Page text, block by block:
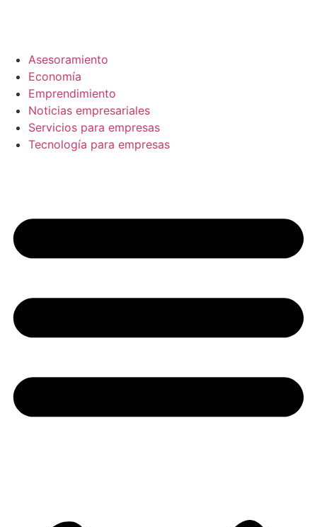
Asesoramiento
Economía
Emprendimiento
Noticias empresariales
Servicios para empresas
Tecnología para empresas